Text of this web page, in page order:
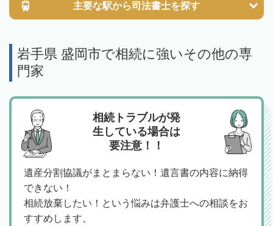
主要な駅から司法書士を探す
岩手県 盛岡市で相続に強いその他の専
門家
相続トラブルが発
生している場合は
要注意！！
遺産分割協議がまとまらない！遺言書の内容に納得
できない！
相続放棄したい！という悩みは弁護士への相談をお
すすめします。